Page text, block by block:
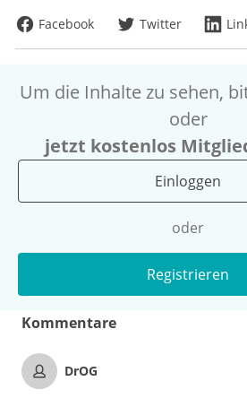
Facebook
Twitter
Um die Inhalte zu sehen,
oder
jetzt kostenlos
Einloggen
oder
Registrieren
Kommentare
DrOG